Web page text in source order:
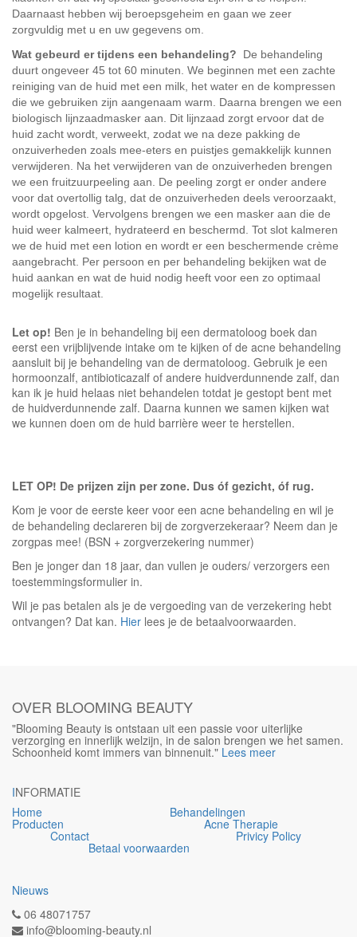
Daarnaast hebben wij beroepsgeheim en gaan we zeer
zorgvuldig met u en uw gegevens om.
Wat gebeurd er tijdens een behandeling?
De behandeling
duurt ongeveer 45 tot 60 minuten. We beginnen met een zachte
reiniging van de huid met een milk, het water en de kompressen
die we gebruiken zijn aangenaam warm. Daarna brengen we een
biologisch lijnzaadmasker aan. Dit lijnzaad zorgt ervoor dat de
huid zacht wordt, verweekt, zodat we na deze pakking de
onzuiverheden zoals mee-eters en puistjes gemakkelijk kunnen
verwijderen. Na het verwijderen van de onzuiverheden brengen
we een fruitzuurpeeling aan. De peeling zorgt er onder andere
voor dat overtollig talg, dat de onzuiverheden deels veroorzaakt,
wordt opgelost. Vervolgens brengen we een masker aan die de
huid weer kalmeert, hydrateerd en beschermd. Tot slot kalmeren
we de huid met een lotion en wordt er een beschermende crème
aangebracht. Per persoon en per behandeling bekijken wat de
huid aankan en wat de huid nodig heeft voor een zo optimaal
mogelijk resultaat.
Let op! Ben je in behandeling bij een dermatoloog boek dan
eerst een vrijblijvende intake om te kijken of de acne behandeling
aansluit bij je behandeling van de dermatoloog. Gebruik je een
hormoonzalf, antibioticazalf of andere huidverdunnende zalf, dan
kan ik je huid helaas niet behandelen totdat je gestopt bent met
de huidverdunnende zalf. Daarna kunnen we samen kijken wat
we kunnen doen om de huid barrière weer te herstellen.
LET OP! De prijzen zijn per zone. Dus óf gezicht, óf rug.
Kom je voor de eerste keer voor een acne behandeling en wil je
de behandeling declareren bij de zorgverzekeraar? Neem dan je
zorgpas mee! (BSN + zorgverzekering nummer)
Ben je jonger dan 18 jaar, dan vullen je ouders/ verzorgers een
toestemmingsformulier in.
Wil je pas betalen als je de vergoeding van de verzekering hebt
ontvangen? Dat kan. Hier lees je de betaalvoorwaarden.
OVER BLOOMING BEAUTY
"Blooming Beauty is ontstaan uit een passie voor uiterlijke
verzorging en innerlijk welzijn, in de salon brengen we het samen.
Schoonheid komt immers van binnenuit." Lees meer
INFORMATIE
Home Behandelingen
Producten Acne Therapie
Contact Privicy Policy
Betaal voorwaarden
Nieuws
06 48071757
info@blooming-beauty.nl